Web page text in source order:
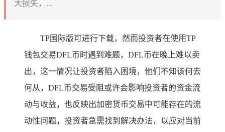
大损失，...
TP国际版可进行下载，然而投资者在使用TP
钱包交易DFL币时遇到难题，DFL币在晚上难以卖
出，这一情况让投资者陷入困境，他们不知该何去
何从，DFL币交易受阻或许会影响投资者的资金流
动与收益，也反映出加密货币交易中可能存在的流
动性问题，投资者急需找到解决办法，以应对当前